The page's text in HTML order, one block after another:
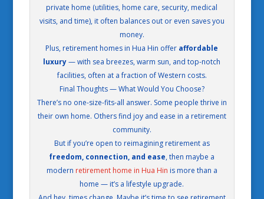
private home (utilities, home care, security, medical
visits, and time), it often balances out or even saves you
money.
Plus, retirement homes in Hua Hin offer affordable
luxury— with sea breezes, warm sun, and top-notch
facilities, often at a fraction of Western costs.
Final Thoughts — What Would You Choose?
There’s no one-size-fits-all answer. Some people thrive in
their own home. Others find joy and ease in a retirement
community.
But if you’re open to reimagining retirement as
freedom, connection, and ease, then maybe a
modern retirement home in Hua Hin is more than a
home — it’s a lifestyle upgrade.